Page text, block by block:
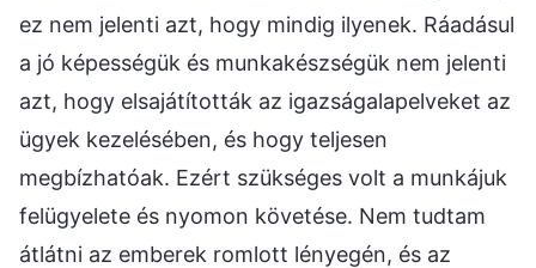
ez nem jelenti azt, hogy mindig ilyenek. Ráadásul
a jó képességük és munkakészségük nem jelenti
azt, hogy elsajátították az igazságalapelveket az
ügyek kezelésében, és hogy teljesen
megbízhatóak. Ezért szükséges volt a munkájuk
felügyelete és nyomon követése. Nem tudtam
átlátni az emberek romlott lényegén, és az